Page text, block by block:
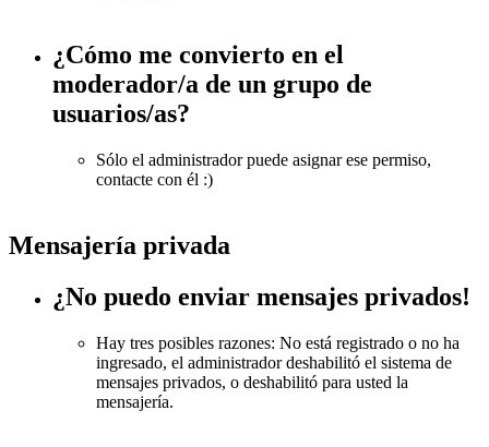
¿Cómo me convierto en el
moderador/a de un grupo de
usuarios/as?
Sólo el administrador puede asignar ese permiso,
contacte con él :)
Mensajería privada
¿No puedo enviar mensajes privados!
Hay tres posibles razones: No está registrado o no ha
ingresado, el administrador deshabilitó el sistema de
mensajes privados, o deshabilitó para usted la
mensajería.